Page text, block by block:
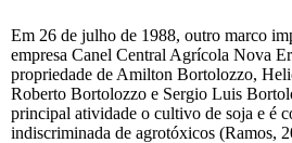
Em 26 de julho de 1988, outro marco
empresa Canel Central Agrícola Nova
propriedade de Amilton Bortolozzo,
Roberto Bortolozzo e Sergio Luis
principal atividade o cultivo de soja e é
indiscriminada de agrotóxicos (Ramos,